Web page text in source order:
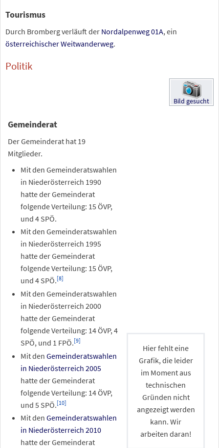
Tourismus
Durch Bromberg verläuft der Nordalpenweg 01A, ein
österreichischer Weitwanderweg.
Politik
Bild gesucht
Gemeinderat
Der Gemeinderat hat 19
Mitglieder.
Mit den Gemeinderatswahlen
in Niederösterreich 1990
hatte der Gemeinderat
folgende Verteilung: 15 ÖVP,
und 4 SPÖ.
Mit den Gemeinderatswahlen
in Niederösterreich 1995
hatte der Gemeinderat
folgende Verteilung: 15 ÖVP,
und 4 SPÖ.[8]
Mit den Gemeinderatswahlen
in Niederösterreich 2000
hatte der Gemeinderat
folgende Verteilung: 14 ÖVP, 4
SPÖ, und 1 FPÖ.[9]
Mit den Gemeinderatswahlen
in Niederösterreich 2005
hatte der Gemeinderat
folgende Verteilung: 14 ÖVP,
und 5 SPÖ.[10]
Mit den Gemeinderatswahlen
in Niederösterreich 2010
hatte der Gemeinderat
Hier fehlt eine
Grafik, die leider
im Moment aus
technischen
Gründen nicht
angezeigt werden
kann. Wir
arbeiten daran!